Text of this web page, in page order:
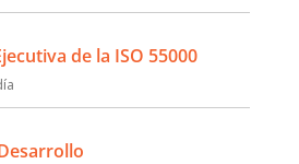
de la ISO 55000